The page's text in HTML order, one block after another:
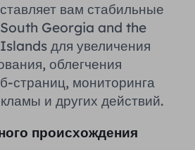
интеграций
вам стабильные
Georgia and the
для увеличения
облегчения
страниц, мониторинга
и других действий.
происхождения